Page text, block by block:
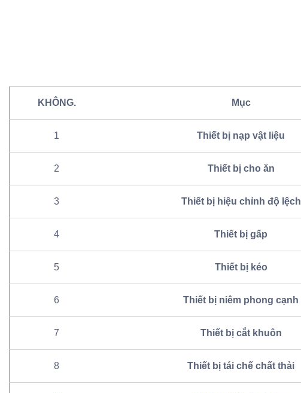
KHÔNG. Mục
1 Thiết bị nạp vật liệu
2 Thiết bị cho ăn
3 Thiết bị hiệu chỉnh độ lệch
4 Thiết bị gấp
5 Thiết bị kéo
6 Thiết bị niêm phong cạnh
7 Thiết bị cắt khuôn
8 Thiết bị tái chế chất thải